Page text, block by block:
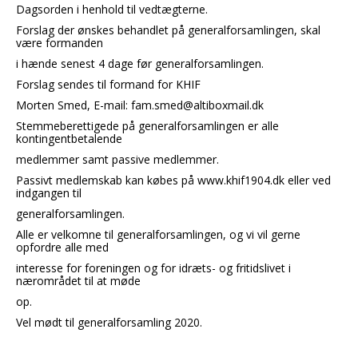
Dagsorden i henhold til vedtægterne.
Forslag der ønskes behandlet på generalforsamlingen, skal
være formanden
i hænde senest 4 dage før generalforsamlingen.
Forslag sendes til formand for KHIF
Morten Smed, E-mail: fam.smed@altiboxmail.dk
Stemmeberettigede på generalforsamlingen er alle
kontingentbetalende
medlemmer samt passive medlemmer.
Passivt medlemskab kan købes på www.khif1904.dk eller ved
indgangen til
generalforsamlingen.
Alle er velkomne til generalforsamlingen, og vi vil gerne
opfordre alle med
interesse for foreningen og for idræts- og fritidslivet i
nærområdet til at møde
op.
Vel mødt til generalforsamling 2020.